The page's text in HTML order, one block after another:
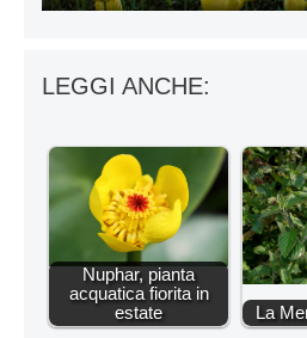
LEGGI ANCHE:
Nuphar, pianta
acquatica fiorita in
estate
La